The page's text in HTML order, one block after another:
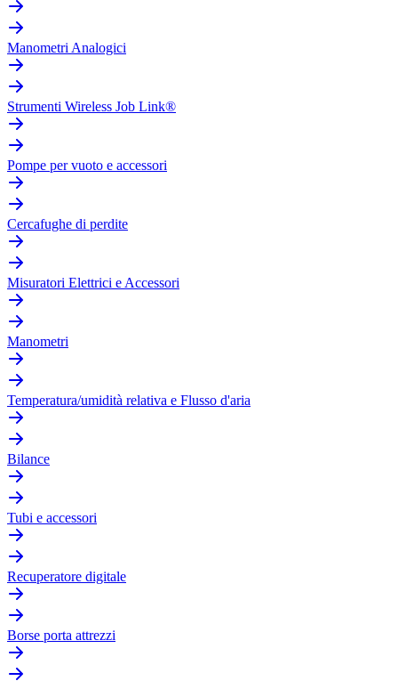
Manometri Analogici
Strumenti Wireless Job Link®
Pompe per vuoto e accessori
Cercafughe di perdite
Misuratori Elettrici e Accessori
Manometri
Temperatura/umidità relativa e Flusso d'aria
Bilance
Tubi e accessori
Recuperatore digitale
Borse porta attrezzi